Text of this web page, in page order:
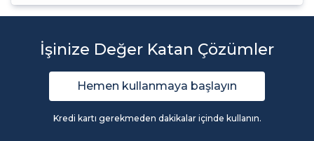
İşinize Değer Katan Çözümler
Hemen kullanmaya başlayın
Kredi kartı gerekmeden dakikalar içinde kullanın.